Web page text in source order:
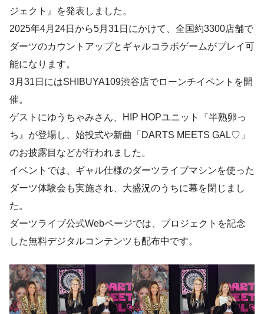
ジェクト』を発表しました。
2025年4月24日から5月31日にかけて、全国約3300店舗で
ダーツのカウントアップとギャルコラボゲームがプレイ可
能になります。
3月31日にはSHIBUYA109渋谷店でローンチイベントを開
催。
ゲストにゆうちゃみさん、HIP HOPユニット『半熟卵っ
ち』が登場し、始投式や新曲「DARTS MEETS GAL♡」
のお披露目などが行われました。
イベントでは、ギャル仕様のダーツライブマシンを使った
ダーツ体験会も実施され、大盛況のうちに幕を閉じまし
た。
ダーツライブ公式Webページでは、プロジェクトを記念
した無料デジタルコンテンツも配布中です。